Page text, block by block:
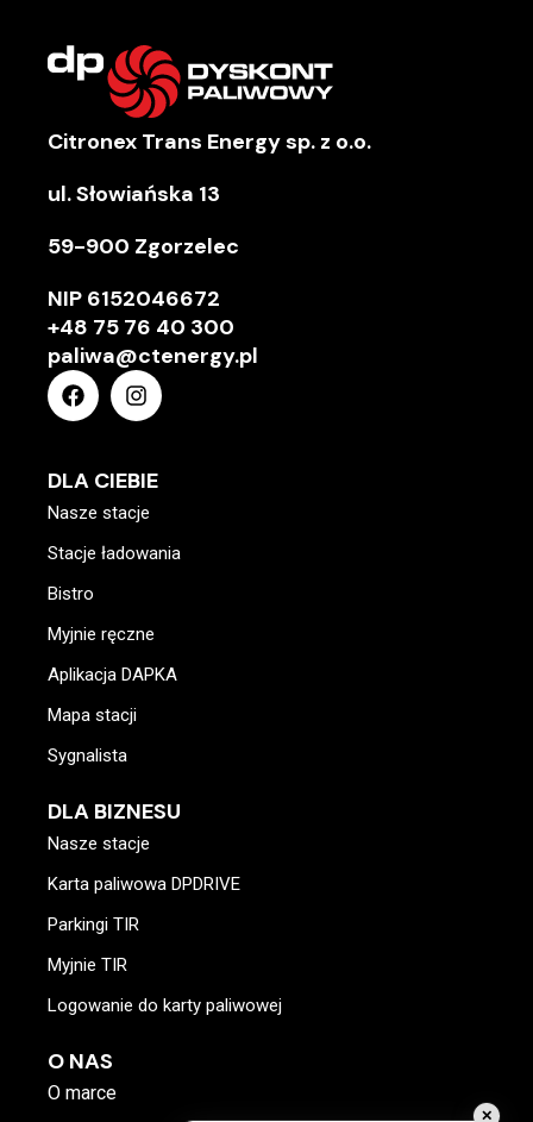
Citronex Trans Energy sp. z o.o.
ul. Słowiańska 13
59-900 Zgorzelec
NIP 6152046672
+48 75 76 40 300
paliwa@ctenergy.pl
DLA CIEBIE
Nasze stacje
Stacje ładowania
Bistro
Myjnie ręczne
Aplikacja DAPKA
Mapa stacji
Sygnalista
DLA BIZNESU
Nasze stacje
Karta paliwowa DPDRIVE
Parkingi TIR
Myjnie TIR
Logowanie do karty paliwowej
O NAS
O marce
✕